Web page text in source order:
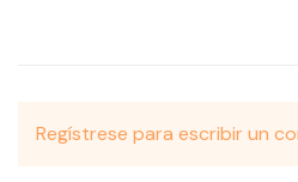
Regístrese para escribir un